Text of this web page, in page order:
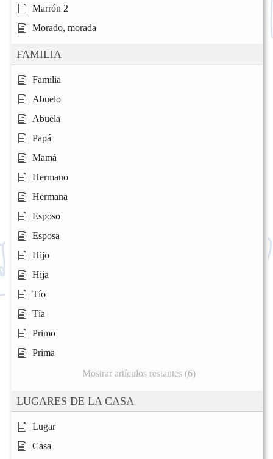
Marrón 2
Morado, morada
FAMILIA
Familia
Abuelo
Abuela
Papá
Mamá
Hermano
Hermana
Esposo
Esposa
Hijo
Hija
Tío
Tía
Primo
Prima
Mostrar artículos restantes (6)
LUGARES DE LA CASA
Lugar
Casa